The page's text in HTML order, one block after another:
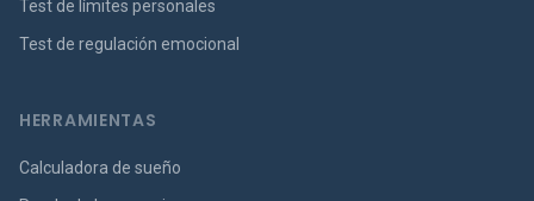
Test de límites personales
Test de regulación emocional
HERRAMIENTAS
Calculadora de sueño